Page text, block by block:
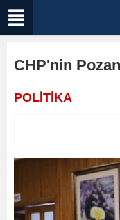
CHP'nin
POLİTİKA